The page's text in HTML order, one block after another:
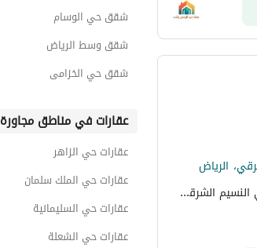
الرياض
شارع الامير احمد بن سلمان بن عبدالعزيز، حي النسيم الشرقي، شرق الرياض، الرياض
شقق حي الوسام
شقق وسط الرياض
شقق حي الخزامى
عقارات في مناطق مجاورة
عقارات حي الزاهر
عقارات حي الملك سلمان
عقارات حي السليمانية
عقارات حي الشعلة